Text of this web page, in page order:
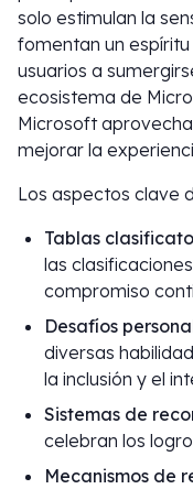
solo estimulan la
fomentan un
usuarios a
ecosistema de
Microsoft
mejorar la
Los aspectos clave
Tablas
las
compromiso
Desafíos
diversas
la inclusión y el
Sistemas de
celebran los
Mecanismos de